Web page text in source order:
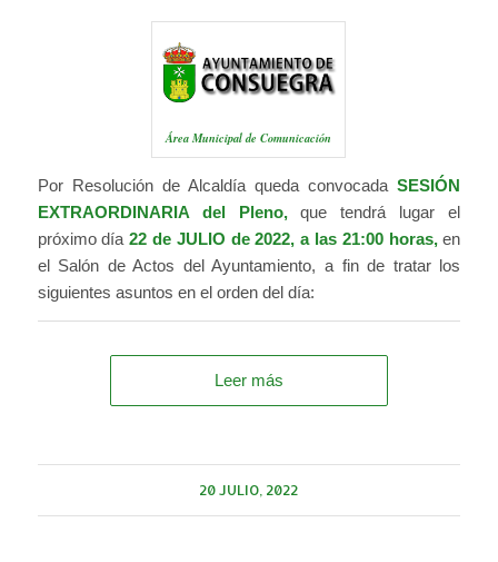
Área Municipal de Comunicación
Por Resolución de Alcaldía queda convocadaSESIÓN
EXTRAORDINARIA del Pleno,que tendrá lugar el
próximo día22 de JULIO de 2022, a las 21:00 horas,en
el Salón de Actos del Ayuntamiento, a fin de tratar los
siguientes asuntos en el orden del día:
Leer más
20 JULIO, 2022